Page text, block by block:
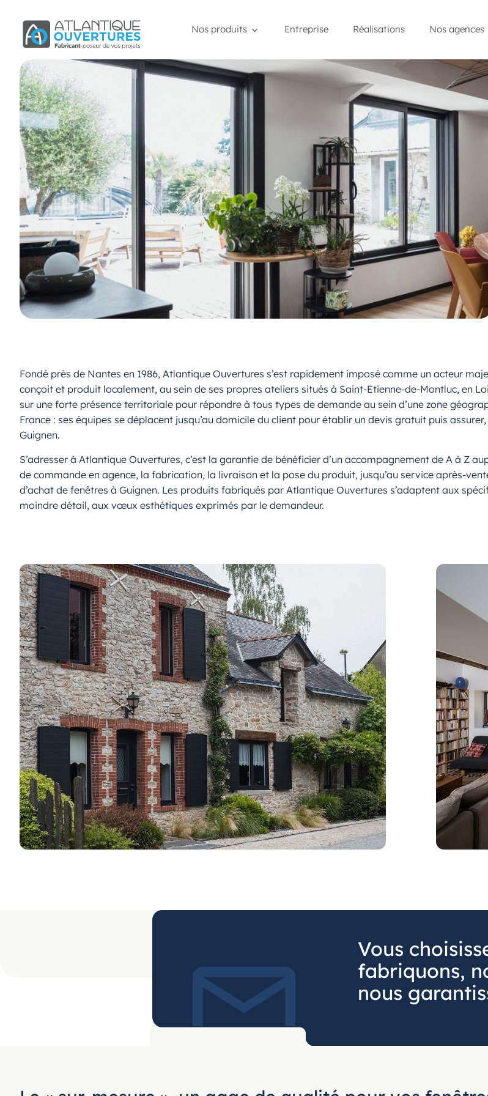
Nos produits Entreprise Réalisations Nos agences
Fondé près de Nantes en 1986, Atlantique Ouvertures s’est rapidement imposé comme un acteur
conçoit et produit localement, au sein de ses propres ateliers situés à Saint-Etienne-de-Montluc, en
sur une forte présence territoriale pour répondre à tous types de demande au sein d’une zone
France : ses équipes se déplacent jusqu’au domicile du client pour établir un devis gratuit puis
Guignen.
S’adresser à Atlantique Ouvertures, c’est la garantie de bénéficier d’un accompagnement de A à Z
de commande en agence, la fabrication, la livraison et la pose du produit, jusqu’au service après-
d’achat de fenêtres à Guignen. Les produits fabriqués par Atlantique Ouvertures s’adaptent aux
moindre détail, aux vœux esthétiques exprimés par le demandeur.
Vous
fabriquons,
nous